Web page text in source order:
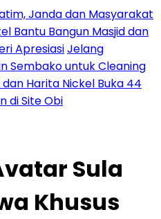
Janda dan Masyarakat
Bantu Bangun Masjid dan
ApresiasiJelang
Sembako untuk Cleaning
dan Harita Nickel Buka 44
di Site Obi
Sula
Khusus